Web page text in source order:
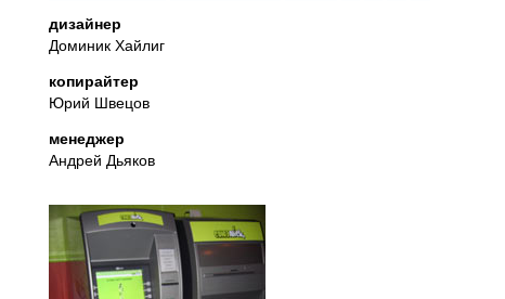
дизайнер
Доминик Хайлиг
копирайтер
Юрий Швецов
менеджер
Андрей Дьяков